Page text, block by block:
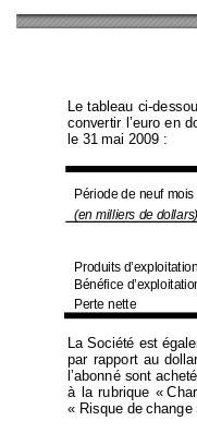
Le tableau ci-
convertir l’euro en
le 31 mai 2009 :
Période de neuf
(en milliers de dollars)
Produits d’exploitation
Bénéfice d’expl
Perte nette
La Société est
par rapport au doll
l’abonné sont
à la rubrique «
« Risque de change